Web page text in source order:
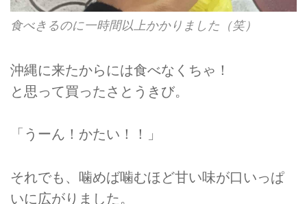
食べきるのに一時間以上かかりました（笑）
沖縄に来たからには食べなくちゃ！
と思って買ったさとうきび。
「うーん！かたい！！」
それでも、噛めば噛むほど甘い味が口いっぱ
いに広がりました。